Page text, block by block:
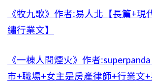
《牧九歌》作者:易人北【長篇+現
繡行業文】
《一棟人間煙火》作者
市+職場+女主是房產律師+行業文+